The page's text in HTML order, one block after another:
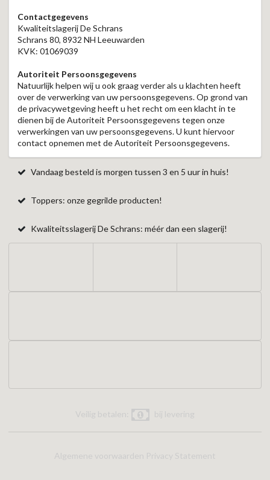
Contactgegevens
Kwaliteitslagerij De Schrans
Schrans 80, 8932 NH Leeuwarden
KVK: 01069039
Autoriteit Persoonsgegevens
Natuurlijk helpen wij u ook graag verder als u klachten heeft
over de verwerking van uw persoonsgegevens. Op grond van
de privacywetgeving heeft u het recht om een klacht in te
dienen bij de Autoriteit Persoonsgegevens tegen onze
verwerkingen van uw persoonsgegevens. U kunt hiervoor
contact opnemen met de Autoriteit Persoonsgegevens.
Vandaag besteld is morgen tussen 3 en 5 uur in huis!
Toppers: onze gegrilde producten!
Kwaliteitsslagerij De Schrans: méér dan een slagerij!